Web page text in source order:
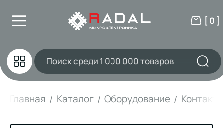
[ 0 ]
Главная Каталог Оборудование